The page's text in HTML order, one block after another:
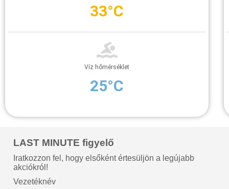
33°C
Víz hőmérséklet
25°C
LAST MINUTE figyelő
Iratkozzon fel, hogy elsőként értesüljön a legújabb
akciókról!
Vezetéknév